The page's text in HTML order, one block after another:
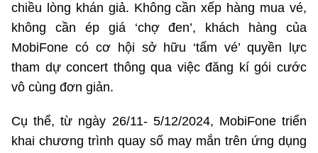
chiều lòng khán giả. Không cần xếp hàng mua vé,
không cần ép giá ‘chợ đen’, khách hàng của
MobiFone có cơ hội sở hữu ‘tấm vé’ quyền lực
tham dự concert thông qua việc đăng kí gói cước
vô cùng đơn giản.
Cụ thể, từ ngày 26/11- 5/12/2024, MobiFone triển
khai chương trình quay số may mắn trên ứng dụng